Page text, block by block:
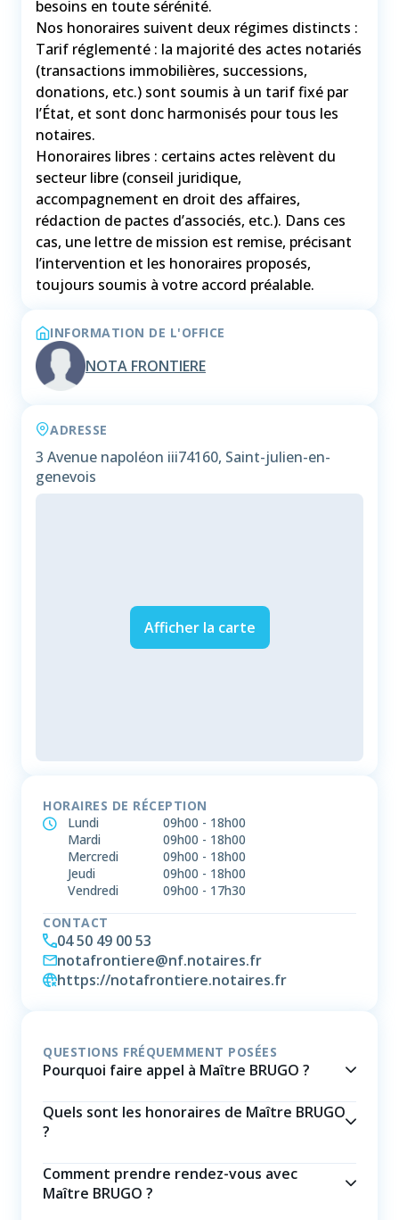
besoins en toute sérénité.
Nos honoraires suivent deux régimes distincts :
Tarif réglementé : la majorité des actes notariés
(transactions immobilières, successions,
donations, etc.) sont soumis à un tarif fixé par
l’État, et sont donc harmonisés pour tous les
notaires.
Honoraires libres : certains actes relèvent du
secteur libre (conseil juridique,
accompagnement en droit des affaires,
rédaction de pactes d’associés, etc.). Dans ces
cas, une lettre de mission est remise, précisant
l’intervention et les honoraires proposés,
toujours soumis à votre accord préalable.
INFORMATION DE L'OFFICE
NOTA FRONTIERE
ADRESSE
3 Avenue napoléon iii74160, Saint-julien-en-
genevois
Afficher la carte
HORAIRES DE RÉCEPTION
Lundi
09h00 - 18h00
Mardi
09h00 - 18h00
Mercredi
09h00 - 18h00
Jeudi
09h00 - 18h00
Vendredi
09h00 - 17h30
CONTACT
04 50 49 00 53
notafrontiere@nf.notaires.fr
https://notafrontiere.notaires.fr
QUESTIONS FRÉQUEMMENT POSÉES
Pourquoi faire appel à Maître BRUGO ?
Quels sont les honoraires de Maître BRUGO
?
Comment prendre rendez-vous avec
Maître BRUGO ?